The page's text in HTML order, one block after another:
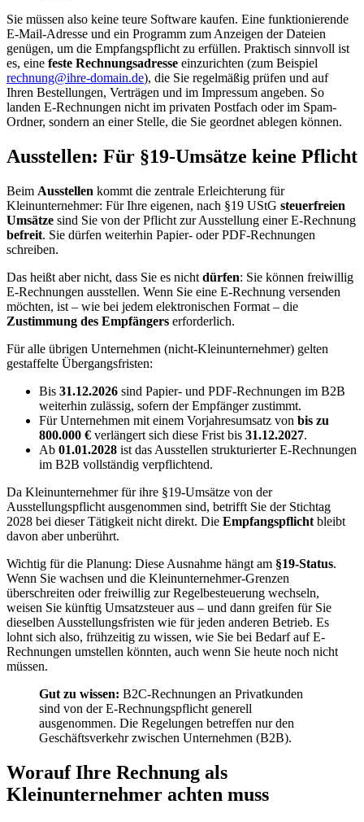
Sie müssen also keine teure Software kaufen. Eine funktionierende
E-Mail-Adresse und ein Programm zum Anzeigen der Dateien
genügen, um die Empfangspflicht zu erfüllen. Praktisch sinnvoll ist
es, eine feste Rechnungsadresse einzurichten (zum Beispiel
rechnung@ihre-domain.de), die Sie regelmäßig prüfen und auf
Ihren Bestellungen, Verträgen und im Impressum angeben. So
landen E-Rechnungen nicht im privaten Postfach oder im Spam-
Ordner, sondern an einer Stelle, die Sie geordnet ablegen können.
Ausstellen: Für §19-Umsätze keine Pflicht
Beim Ausstellen kommt die zentrale Erleichterung für
Kleinunternehmer: Für Ihre eigenen, nach §19 UStG steuerfreien
Umsätze sind Sie von der Pflicht zur Ausstellung einer E-Rechnung
befreit. Sie dürfen weiterhin Papier- oder PDF-Rechnungen
schreiben.
Das heißt aber nicht, dass Sie es nicht dürfen: Sie können freiwillig
E-Rechnungen ausstellen. Wenn Sie eine E-Rechnung versenden
möchten, ist – wie bei jedem elektronischen Format – die
Zustimmung des Empfängers erforderlich.
Für alle übrigen Unternehmen (nicht-Kleinunternehmer) gelten
gestaffelte Übergangsfristen:
Bis 31.12.2026 sind Papier- und PDF-Rechnungen im B2B
weiterhin zulässig, sofern der Empfänger zustimmt.
Für Unternehmen mit einem Vorjahresumsatz von bis zu
800.000 € verlängert sich diese Frist bis 31.12.2027.
Ab 01.01.2028 ist das Ausstellen strukturierter E-Rechnungen
im B2B vollständig verpflichtend.
Da Kleinunternehmer für ihre §19-Umsätze von der
Ausstellungspflicht ausgenommen sind, betrifft Sie der Stichtag
2028 bei dieser Tätigkeit nicht direkt. Die Empfangspflicht bleibt
davon aber unberührt.
Wichtig für die Planung: Diese Ausnahme hängt am §19-Status.
Wenn Sie wachsen und die Kleinunternehmer-Grenzen
überschreiten oder freiwillig zur Regelbesteuerung wechseln,
weisen Sie künftig Umsatzsteuer aus – und dann greifen für Sie
dieselben Ausstellungsfristen wie für jeden anderen Betrieb. Es
lohnt sich also, frühzeitig zu wissen, wie Sie bei Bedarf auf E-
Rechnungen umstellen könnten, auch wenn Sie heute noch nicht
müssen.
Gut zu wissen: B2C-Rechnungen an Privatkunden
sind von der E-Rechnungspflicht generell
ausgenommen. Die Regelungen betreffen nur den
Geschäftsverkehr zwischen Unternehmen (B2B).
Worauf Ihre Rechnung als
Kleinunternehmer achten muss